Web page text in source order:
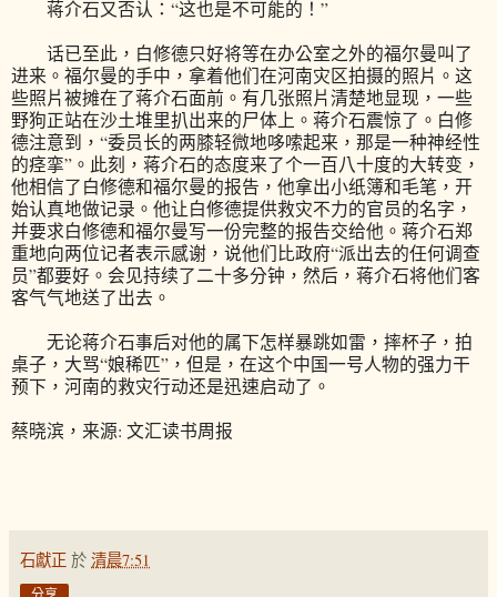
蒋介石又否认：“这也是不可能的！”
话已至此，白修德只好将等在办公室之外的福尔曼叫了
进来。福尔曼的手中，拿着他们在河南灾区拍摄的照片。这
些照片被摊在了蒋介石面前。有几张照片清楚地显现，一些
野狗正站在沙土堆里扒出来的尸体上。蒋介石震惊了。白修
德注意到，“委员长的两膝轻微地哆嗦起来，那是一种神经性
的痉挛”。此刻，蒋介石的态度来了个一百八十度的大转变，
他相信了白修德和福尔曼的报告，他拿出小纸簿和毛笔，开
始认真地做记录。他让白修德提供救灾不力的官员的名字，
并要求白修德和福尔曼写一份完整的报告交给他。蒋介石郑
重地向两位记者表示感谢，说他们比政府“派出去的任何调查
员”都要好。会见持续了二十多分钟，然后，蒋介石将他们客
客气气地送了出去。
无论蒋介石事后对他的属下怎样暴跳如雷，摔杯子，拍
桌子，大骂“娘稀匹”，但是，在这个中国一号人物的强力干
预下，河南的救灾行动还是迅速启动了。
蔡晓滨，来源: 文汇读书周报
石獻正 於 清晨7:51